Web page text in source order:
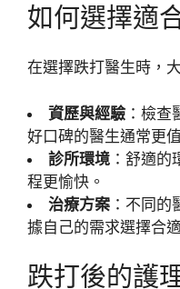
如何選擇適
在選擇跌打醫生時，
資歷與經驗 ：檢
好口碑的醫生通常更
診所環境 ：舒適
程更愉快。
治療方案 ：不同
據自己的需求選擇合
跌打後的護